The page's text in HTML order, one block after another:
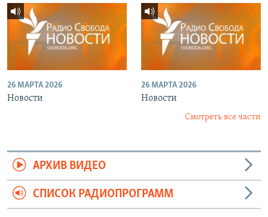
26 МАРТА 2026
Новости
26 МАРТА 2026
Новости
Смотреть все части
АРХИВ ВИДЕО
СПИСОК РАДИОПРОГРАММ